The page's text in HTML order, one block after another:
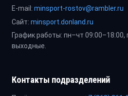
E-mail: minsport-rostov@rambler.ru
Сайт: minsport.donland.ru
График работы: пн–чт 09:00–18:00,
выходные.
Контакты подразделений